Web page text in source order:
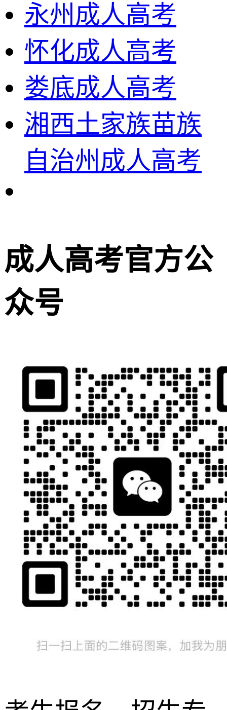
永州成人高考
怀化成人高考
娄底成人高考
湘西土家族苗族
自治州成人高考
成人高考官方公
众号